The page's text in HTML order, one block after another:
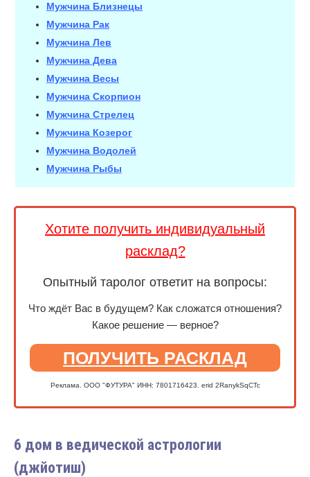
Мужчина Близнецы
Мужчина Рак
Мужчина Лев
Мужчина Дева
Мужчина Весы
Мужчина Скорпион
Мужчина Стрелец
Мужчина Козерог
Мужчина Водолей
Мужчина Рыбы
Хотите получить индивидуальный
расклад?
Опытный таролог ответит на вопросы:
Что ждёт Вас в будущем? Как сложатся отношения?
Какое решение — верное?
ПОЛУЧИТЬ РАСКЛАД
Реклама. ООО "ФУТУРА" ИНН: 7801716423. erid 2RanykSqCTc
6 дом в ведической астрологии
(джйотиш)